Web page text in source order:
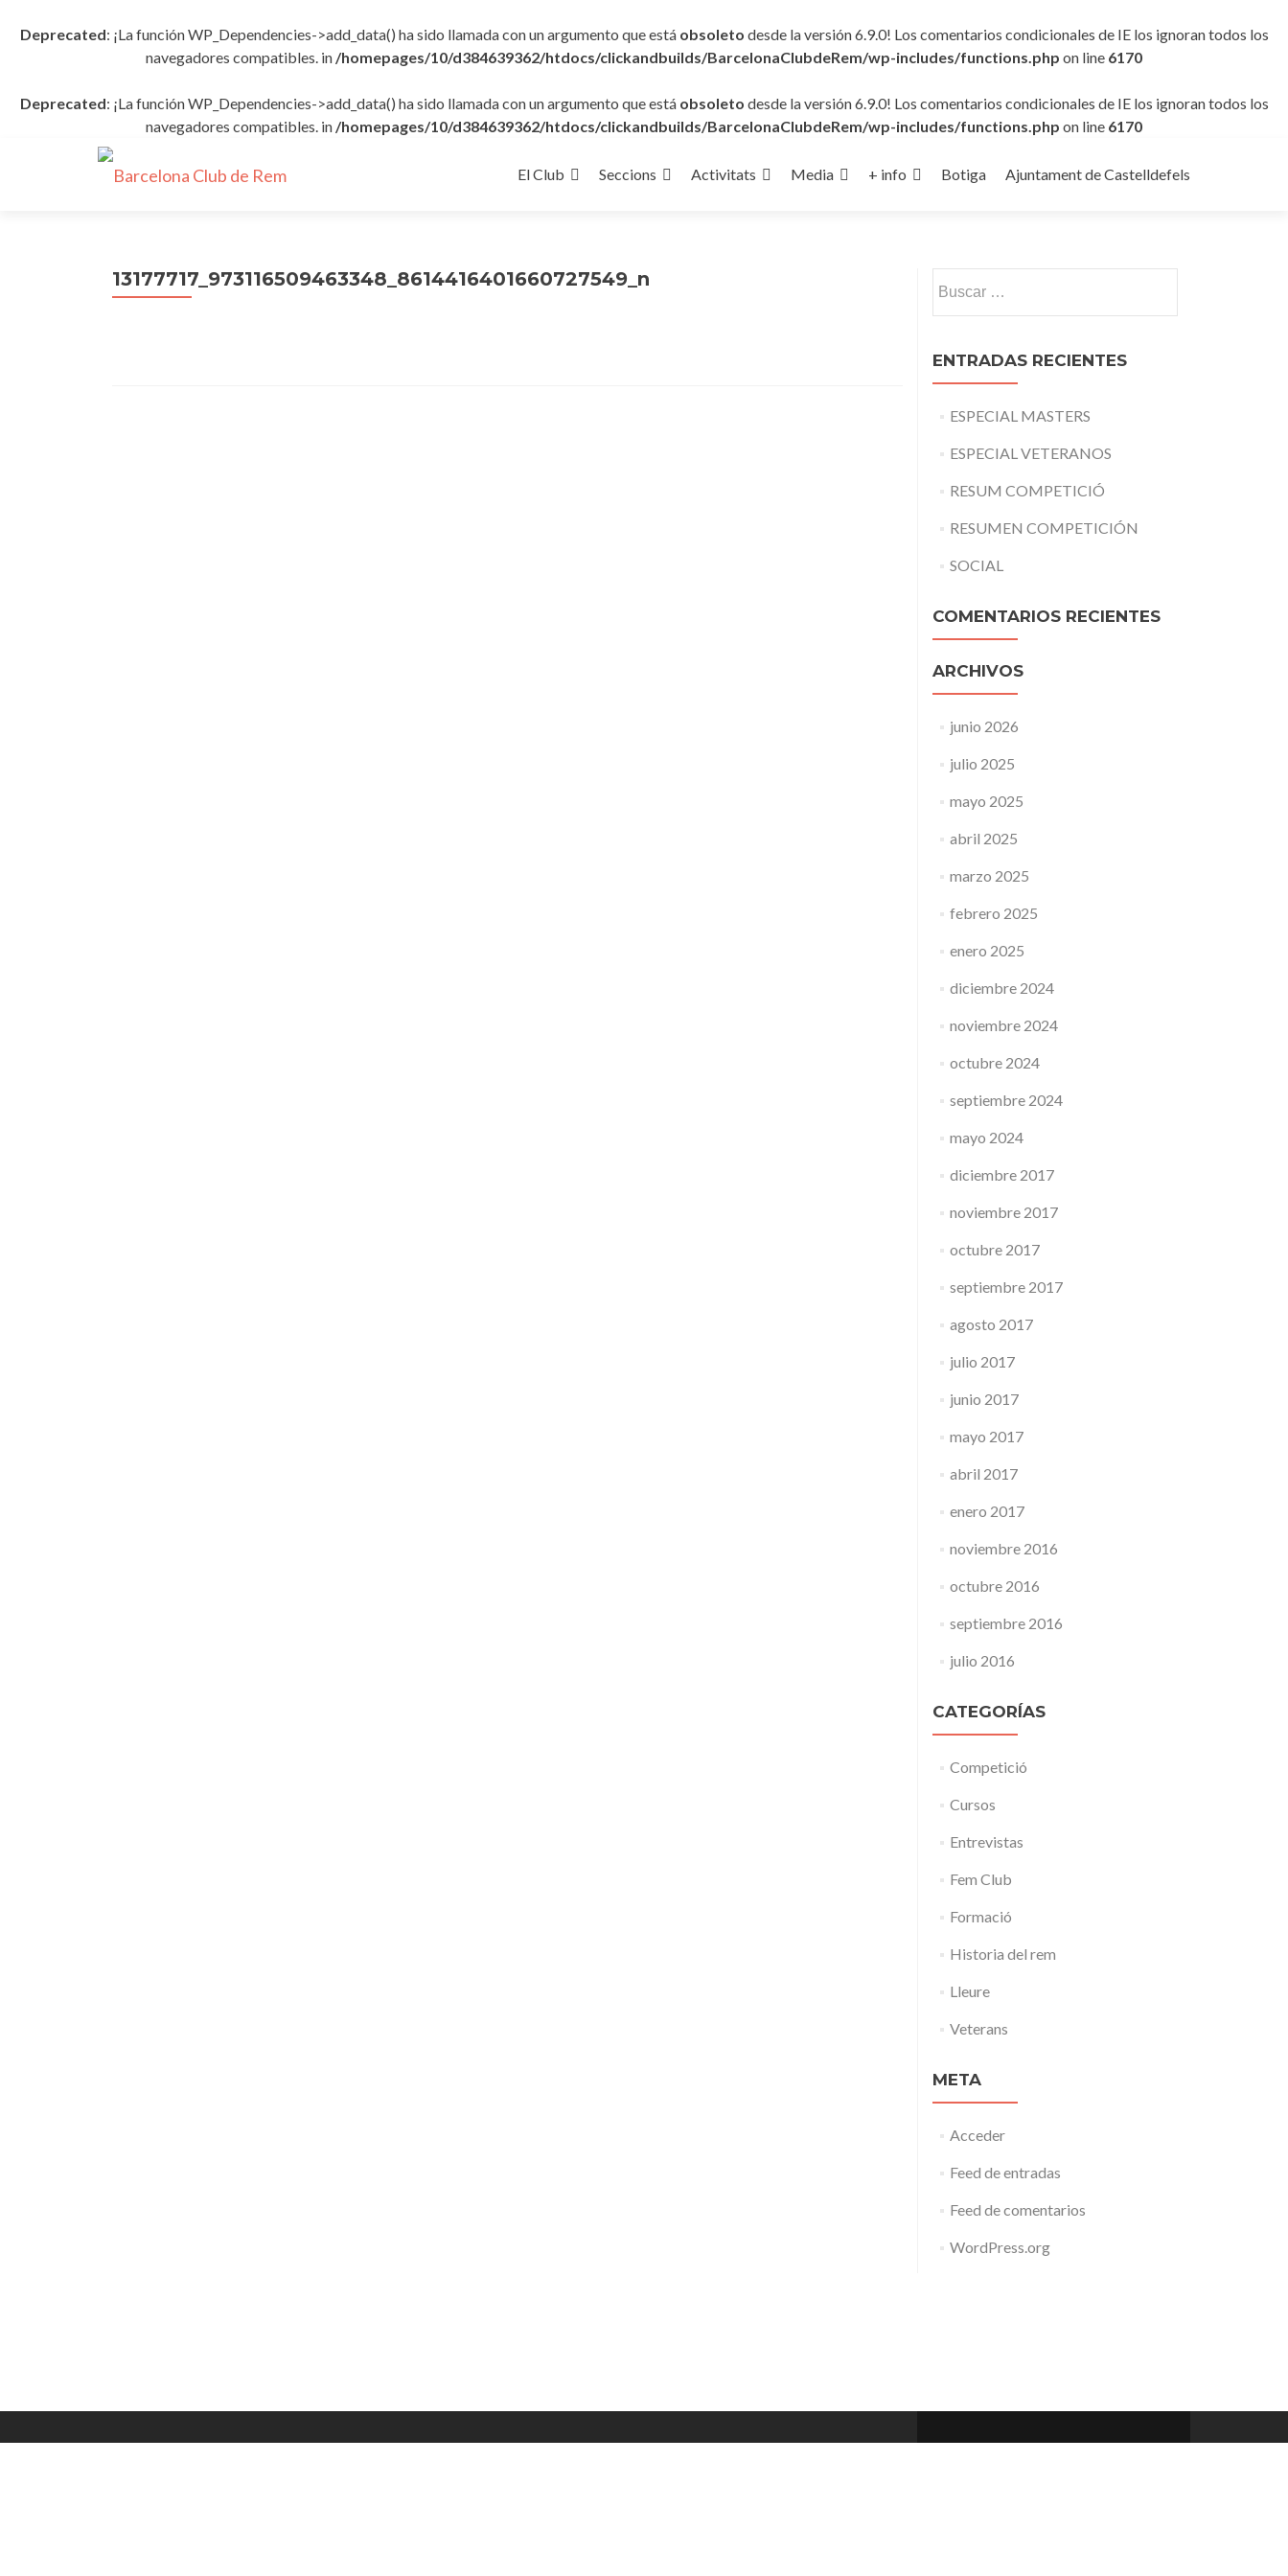
Deprecated: ¡La función WP_Dependencies->add_data() ha sido llamada con un argumento que está obsoleto desde la versión 6.9.0! Los comentarios condicionales de IE los ignoran todos los
navegadores compatibles. in /homepages/10/d384639362/htdocs/clickandbuilds/BarcelonaClubdeRem/wp-includes/functions.php on line 6170
Deprecated: ¡La función WP_Dependencies->add_data() ha sido llamada con un argumento que está obsoleto desde la versión 6.9.0! Los comentarios condicionales de IE los ignoran todos los
navegadores compatibles. in /homepages/10/d384639362/htdocs/clickandbuilds/BarcelonaClubdeRem/wp-includes/functions.php on line 6170
al
El Club Seccions Activitats Media + info Botiga Ajuntament de Castelldefels
13177717_973116509463348_8614416401660727549_n
ENTRADAS RECIENTES
ESPECIAL MASTERS
ESPECIAL VETERANOS
RESUM COMPETICIÓ
RESUMEN COMPETICIÓN
SOCIAL
COMENTARIOS RECIENTES
ARCHIVOS
junio 2026
julio 2025
mayo 2025
abril 2025
marzo 2025
febrero 2025
enero 2025
diciembre 2024
noviembre 2024
octubre 2024
septiembre 2024
mayo 2024
diciembre 2017
noviembre 2017
octubre 2017
septiembre 2017
agosto 2017
julio 2017
junio 2017
mayo 2017
abril 2017
enero 2017
noviembre 2016
octubre 2016
septiembre 2016
julio 2016
CATEGORÍAS
Competició
Cursos
Entrevistas
Fem Club
Formació
Historia del rem
Lleure
Veterans
META
Acceder
Feed de entradas
Feed de comentarios
WordPress.org